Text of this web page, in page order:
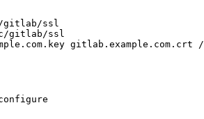
gitlab/ssl
gitlab/ssl